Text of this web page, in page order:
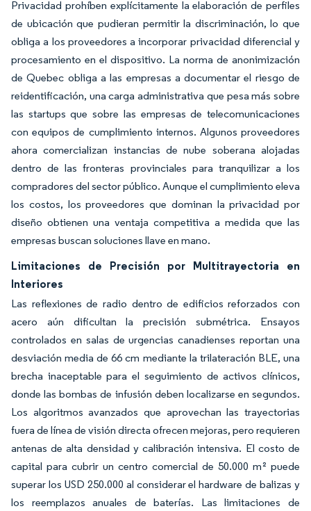
Privacidad prohíben explícitamente la elaboración de perfiles
de ubicación que pudieran permitir la discriminación, lo que
obliga a los proveedores a incorporar privacidad diferencial y
procesamiento en el dispositivo. La norma de anonimización
de Quebec obliga a las empresas a documentar el riesgo de
reidentificación, una carga administrativa que pesa más sobre
las startups que sobre las empresas de telecomunicaciones
con equipos de cumplimiento internos. Algunos proveedores
ahora comercializan instancias de nube soberana alojadas
dentro de las fronteras provinciales para tranquilizar a los
compradores del sector público. Aunque el cumplimiento eleva
los costos, los proveedores que dominan la privacidad por
diseño obtienen una ventaja competitiva a medida que las
empresas buscan soluciones llave en mano.
Limitaciones de Precisión por Multitrayectoria en
Interiores
Las reflexiones de radio dentro de edificios reforzados con
acero aún dificultan la precisión submétrica. Ensayos
controlados en salas de urgencias canadienses reportan una
desviación media de 66 cm mediante la trilateración BLE, una
brecha inaceptable para el seguimiento de activos clínicos,
donde las bombas de infusión deben localizarse en segundos.
Los algoritmos avanzados que aprovechan las trayectorias
fuera de línea de visión directa ofrecen mejoras, pero requieren
antenas de alta densidad y calibración intensiva. El costo de
capital para cubrir un centro comercial de 50.000 m² puede
superar los USD 250.000 al considerar el hardware de balizas y
los reemplazos anuales de baterías. Las limitaciones de